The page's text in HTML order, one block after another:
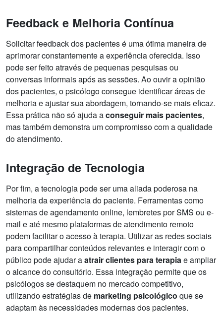
Feedback e Melhoria Contínua
Solicitar feedback dos pacientes é uma ótima maneira de
aprimorar constantemente a experiência oferecida. Isso
pode ser feito através de pequenas pesquisas ou
conversas informais após as sessões. Ao ouvir a opinião
dos pacientes, o psicólogo consegue identificar áreas de
melhoria e ajustar sua abordagem, tornando-se mais eficaz.
Essa prática não só ajuda aconseguir mais pacientes,
mas também demonstra um compromisso com a qualidade
do atendimento.
Integração de Tecnologia
Por fim, a tecnologia pode ser uma aliada poderosa na
melhoria da experiência do paciente. Ferramentas como
sistemas de agendamento online, lembretes por SMS ou e-
mail e até mesmo plataformas de atendimento remoto
podem facilitar o acesso à terapia. Utilizar as redes sociais
para compartilhar conteúdos relevantes e interagir com o
público pode ajudar aatrair clientes para terapiae ampliar
o alcance do consultório. Essa integração permite que os
psicólogos se destaquem no mercado competitivo,
utilizando estratégias de marketing psicológico que se
adaptam às necessidades modernas dos pacientes.